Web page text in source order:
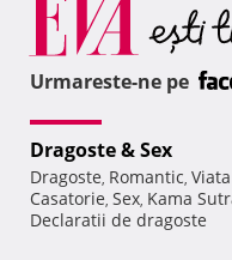
Urmareste-ne pe
Dragoste & Sex
Dragoste, Romantic,
Casatorie, Sex, Kama
Declaratii de dragoste